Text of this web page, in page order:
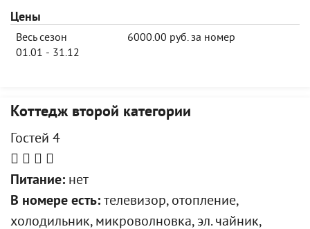
Цены
Весь сезон
01.01 - 31.12
6000.00 руб. за номер
Коттедж второй категории
Гостей 4
Питание: нет
В номере есть: телевизор, отопление,
холодильник, микроволновка, эл. чайник,